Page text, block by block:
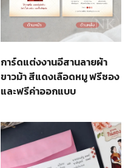
การ์ดแต่งงานอีสานลายผ้า
ขาวม้า สีแดงเลือดหมู ฟรีซอง
และฟรีค่าออกแบบ